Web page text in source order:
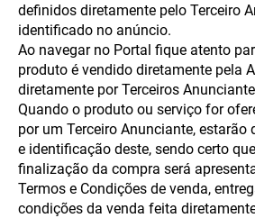
definidos diretamente pelo Terceiro
identificado no anúncio.
Ao navegar no Portal fique atento
produto é vendido diretamente pela
diretamente por Terceiros
Quando o produto ou serviço for
por um Terceiro Anunciante, estarão
e identificação deste, sendo certo
finalização da compra será
Termos e Condições de venda,
condições da venda feita